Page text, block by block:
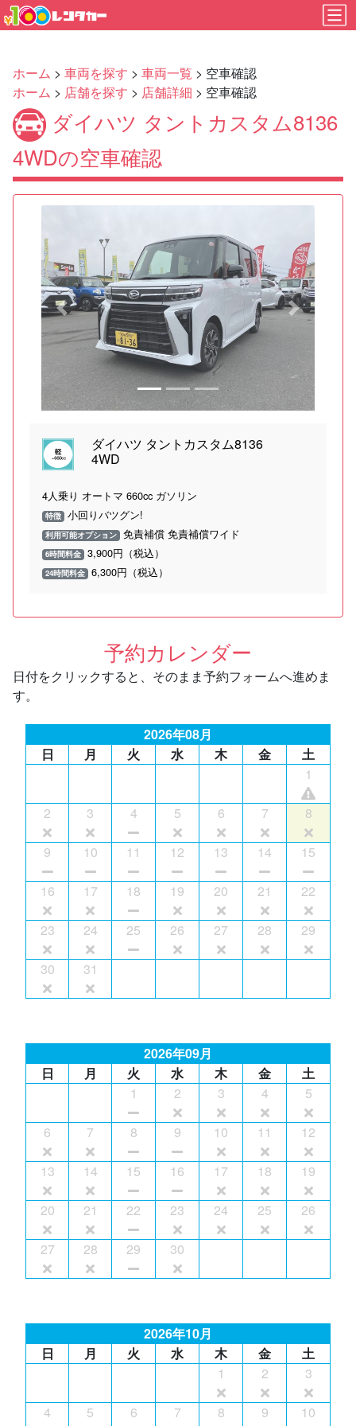
ホーム > 車両を探す > 車両一覧 > 空車確認
ホーム > 店舗を探す > 店舗詳細 > 空車確認
ダイハツ タントカスタム8136
4WDの空車確認
Previous Next
ダイハツ タントカスタム8136
4WD
4人乗り オートマ 660cc ガソリン
特徴 小回りバツグン!
利用可能オプション 免責補償 免責補償ワイド
6時間料金 3,900円（税込）
24時間料金 6,300円（税込）
予約カレンダー
日付をクリックすると、そのまま予約フォームへ進めま
す。
2026年08月
日
月 火 水 木 金
土
1
2 3 4 5 6 7 8
9 10 11 12 13 14 15
16 17 18 19 20 21 22
23 24 25 26 27 28 29
30 31
2026年09月
日
月 火 水 木 金
土
1
2 3 4 5
6 7 8 9 10 11 12
13 14 15 16 17 18 19
20 21 22 23 24 25 26
27 28 29 30
2026年10月
日
月 火 水 木 金
土
1
2 3
4 5 6 7 8 9 10